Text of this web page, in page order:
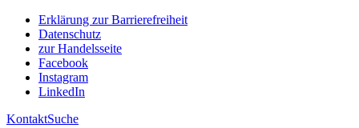
Erklärung zur Barrierefreiheit
Datenschutz
zur Handelsseite
Facebook
Instagram
LinkedIn
KontaktSuche